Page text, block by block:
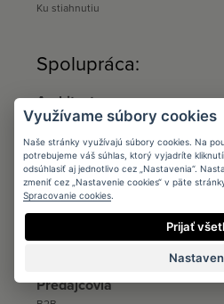
Ku stiahnutiu
Spolupráca:
Architects
Podmienky
Registrácia
Katalógy a vzorkovníky
Ku stiahnutiu
Distribúcia
Predajcovia
Využívame súbory cookies
Naše stránky využívajú súbory cookies. Na
potrebujeme váš súhlas, ktorý vyjadríte
odsúhlasiť aj jednotlivo cez „Nastavenia“.
zmeniť cez „Nastavenie cookies“ v päte
Spracovanie cookies
Prijať